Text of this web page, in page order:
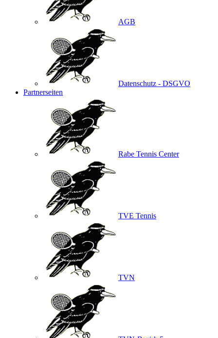
AGB
Datenschutz - DSGVO
Partnerseiten
Rabe Tennis Center
TVE Tennis
TVN